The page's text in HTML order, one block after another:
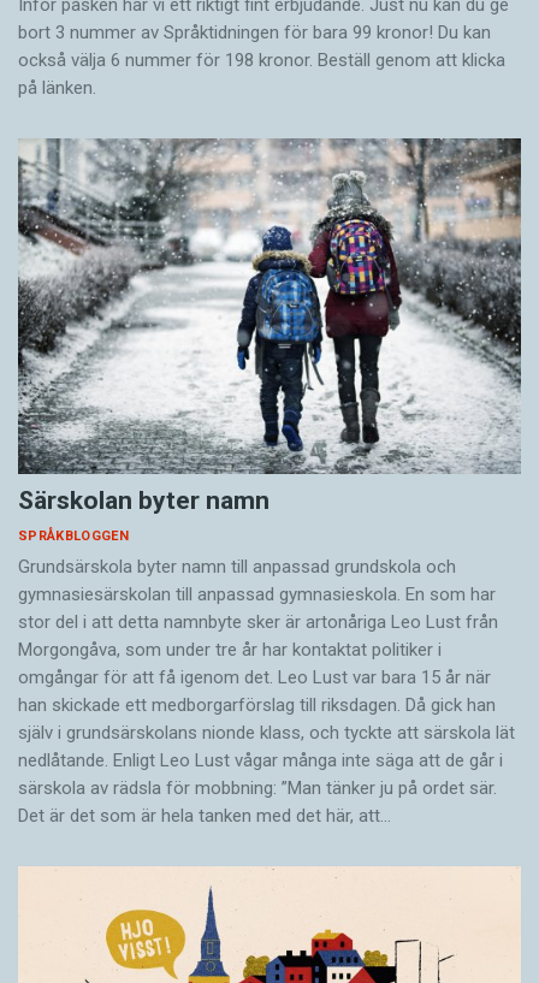
Inför påsken har vi ett riktigt fint erbjudande. Just nu kan du ge
bort 3 nummer av Språktidningen för bara 99 kronor! Du kan
också välja 6 nummer för 198 kronor. Beställ genom att klicka
på länken.
Särskolan byter namn
SPRÅKBLOGGEN
Grundsärskola byter namn till anpassad grundskola och
gymnasiesärskolan till anpassad gymnasieskola. En som har
stor del i att detta namnbyte sker är artonåriga Leo Lust från
Morgongåva, som under tre år har kontaktat politiker i
omgångar för att få igenom det. Leo Lust var bara 15 år när
han skickade ett medborgarförslag till riksdagen. Då gick han
själv i grundsärskolans nionde klass, och tyckte att särskola lät
nedlåtande. Enligt Leo Lust vågar många inte säga att de går i
särskola av rädsla för mobbning: ”Man tänker ju på ordet sär.
Det är det som är hela tanken med det här, att…